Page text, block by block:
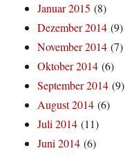
Januar 2015 (8)
Dezember 2014 (9)
November 2014 (7)
Oktober 2014 (6)
September 2014 (9)
August 2014 (6)
Juli 2014 (11)
Juni 2014 (6)